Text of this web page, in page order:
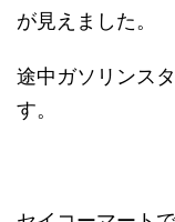
が見えました。
途中ガソリンス
す。